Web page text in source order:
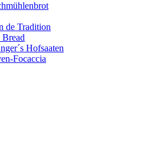
de Tradition
Bread
Hofsaaten
Focaccia